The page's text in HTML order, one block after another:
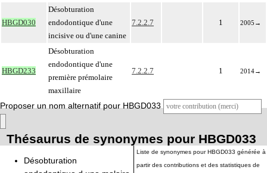
HBGD030
Désobturation
endodontique d'une
incisive ou d'une canine
7.2.2.7 1 2005 →
HBGD233
Désobturation
endodontique d'une
première prémolaire
maxillaire
7.2.2.7 1 2014→
Proposer un nom alternatif pour HBGD033
Thésaurus de synonymes pour HBGD033
Désobturation
Liste de synonymes pour HBGD033 générée à
partir des contributions et des statistiques de